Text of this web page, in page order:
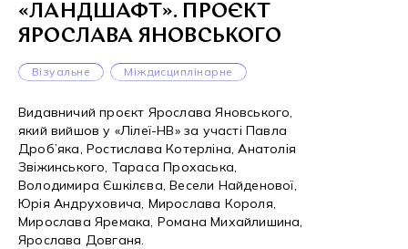
«ЛАНДШАФТ». ПРОЄКТ
ЯРОСЛАВА ЯНОВСЬКОГО
Візуальне Міждисциплінарне
Видавничий проєкт Ярослава Яновського,
який вийшов у «Лілеї-НВ» за участі Павла
Дроб’яка, Ростислава Котерліна, Анатолія
Звіжинського, Тараса Прохаська,
Володимира Єшкілєва, Весели Найденової,
Юрія Андруховича, Мирослава Короля,
Мирослава Яремака, Романа Михайлишина,
Ярослава Довганя.